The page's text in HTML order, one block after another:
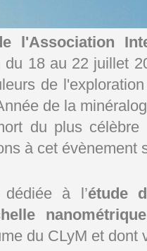
l'Association
du 18 au 22 juillet
de
de la
du plus célèbre
à cet évènement
dédiée à l’étude
nanométrique
du CLyM et dont